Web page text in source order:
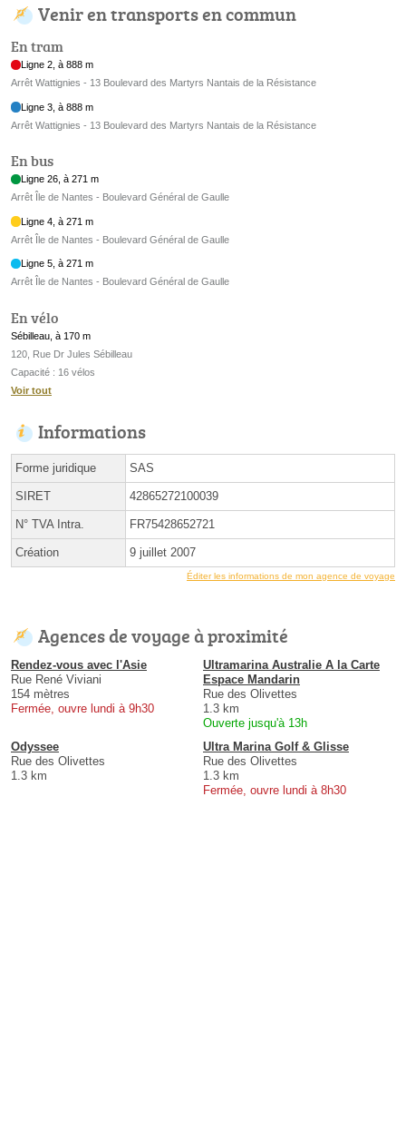
Venir en transports en commun
En tram
Ligne 2, à 888 m
Arrêt Wattignies - 13 Boulevard des Martyrs Nantais de la Résistance
Ligne 3, à 888 m
Arrêt Wattignies - 13 Boulevard des Martyrs Nantais de la Résistance
En bus
Ligne 26, à 271 m
Arrêt Île de Nantes - Boulevard Général de Gaulle
Ligne 4, à 271 m
Arrêt Île de Nantes - Boulevard Général de Gaulle
Ligne 5, à 271 m
Arrêt Île de Nantes - Boulevard Général de Gaulle
En vélo
Sébilleau, à 170 m
120, Rue Dr Jules Sébilleau
Capacité : 16 vélos
Voir tout
Informations
Forme juridique SAS
SIRET 42865272100039
N° TVA Intra. FR75428652721
Création 9 juillet 2007
Éditer les informations de mon agence de voyage
Agences de voyage à proximité
Rendez-vous avec l'Asie
Rue René Viviani
154 mètres
Fermée, ouvre lundi à 9h30
Ultramarina Australie A la Carte
Espace Mandarin
Rue des Olivettes
1.3 km
Ouverte jusqu'à 13h
Odyssee
Rue des Olivettes
1.3 km
Ultra Marina Golf & Glisse
Rue des Olivettes
1.3 km
Fermée, ouvre lundi à 8h30